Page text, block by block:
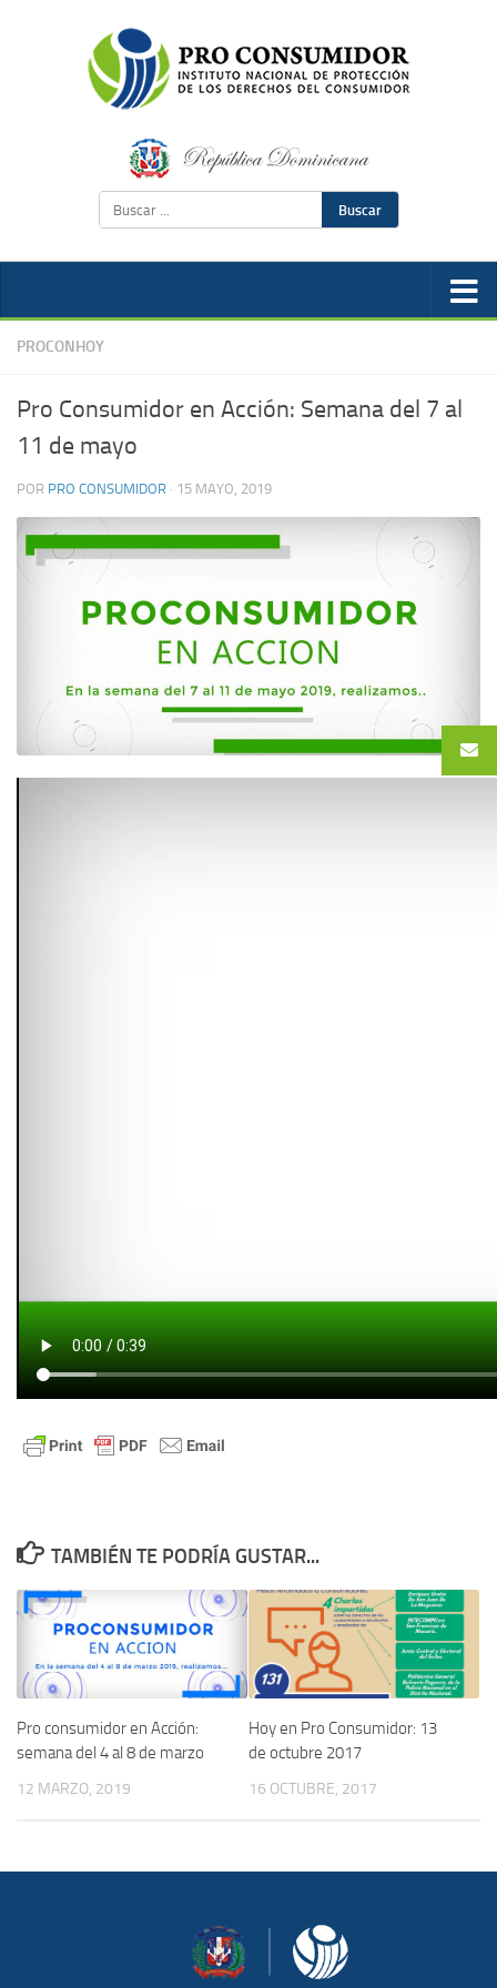
Buscar
PROCONHOY
Pro Consumidor en Acción: Semana del 7 al
11 de mayo
POR PRO CONSUMIDOR · 15 MAYO, 2019
TAMBIÉN TE PODRÍA GUSTAR...
Pro consumidor en Acción:
semana del 4 al 8 de marzo
12 MARZO, 2019
Hoy en Pro Consumidor: 13
de octubre 2017
16 OCTUBRE, 2017